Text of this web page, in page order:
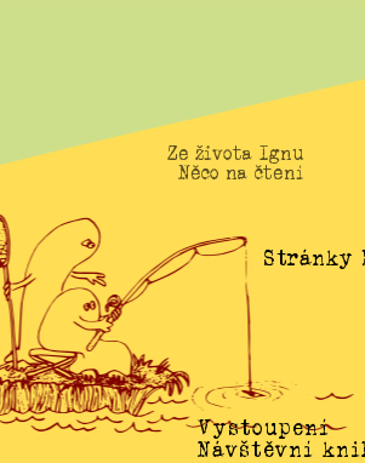
Ze života Ignu
Něco na čtení
Stránky
Vystoupení
Návštěvní